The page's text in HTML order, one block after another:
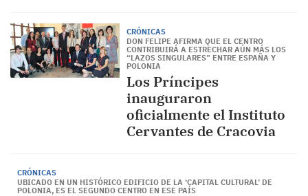
CRÓNICAS
DON FELIPE AFIRMA QUE EL CENTRO
CONTRIBUIRÁ A ESTRECHAR AÚN MÁS LOS
“LAZOS SINGULARES” ENTRE ESPAÑA Y
POLONIA
Los Príncipes
inauguraron
oficialmente el Instituto
Cervantes de Cracovia
CRÓNICAS
UBICADO EN UN HISTÓRICO EDIFICIO DE LA ‘CAPITAL CULTURAL’ DE
POLONIA, ES EL SEGUNDO CENTRO EN ESE PAÍS